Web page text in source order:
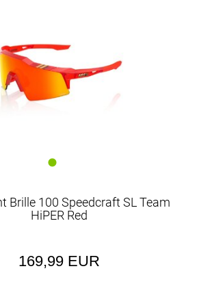
Brille 100 Speedcraft SL Team
HiPER Red
169,99 EUR